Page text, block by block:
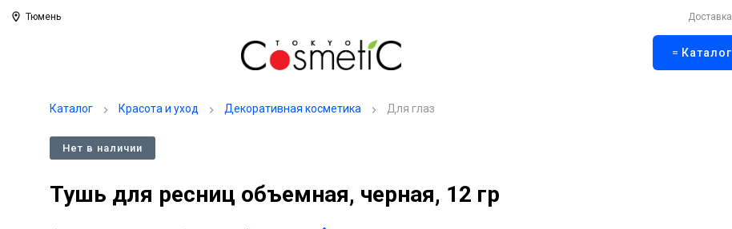
Тюмень Доставка
Каталог
Каталог Красота и уход Декоративная косметика Для глаз
Нет в наличии
Тушь для ресниц объемная, черная, 12 гр